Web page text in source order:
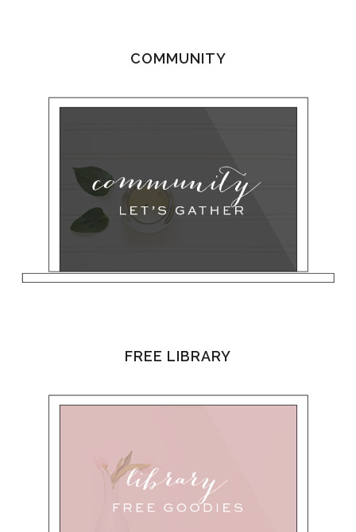
COMMUNITY
FREE LIBRARY